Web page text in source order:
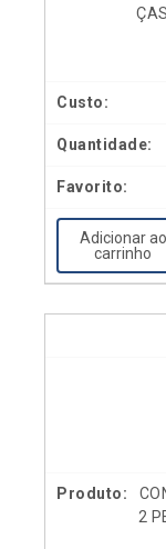
Adicionar ao
carrinho
2